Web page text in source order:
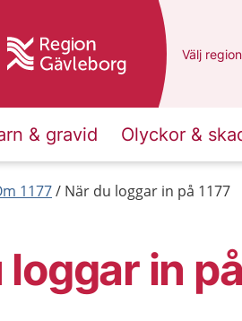
Du har
Välj en
region
& gravid Olyckor &
1177 När du loggar in på 1177
in